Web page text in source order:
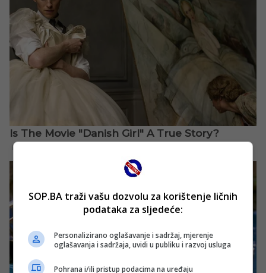
SOP.BA traži vašu dozvolu za korištenje ličnih
podataka za sljedeće:
Personalizirano oglašavanje i sadržaj, mjerenje
oglašavanja i sadržaja, uvidi u publiku i razvoj usluga
Pohrana i/ili pristup podacima na uređaju